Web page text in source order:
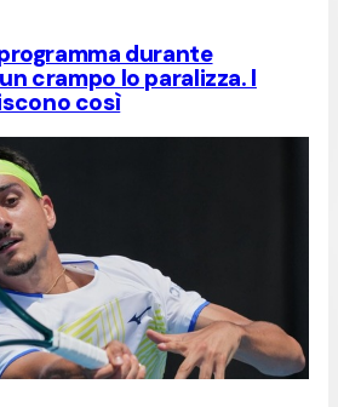
durante
crampo lo paralizza. I
così